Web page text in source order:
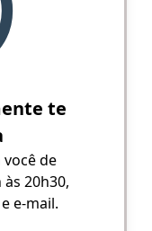
te
você de
20h30,
e-mail.